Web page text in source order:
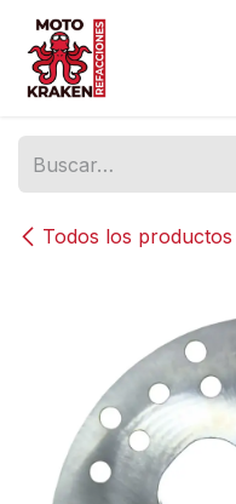
Ir al contenido
Todos los productos